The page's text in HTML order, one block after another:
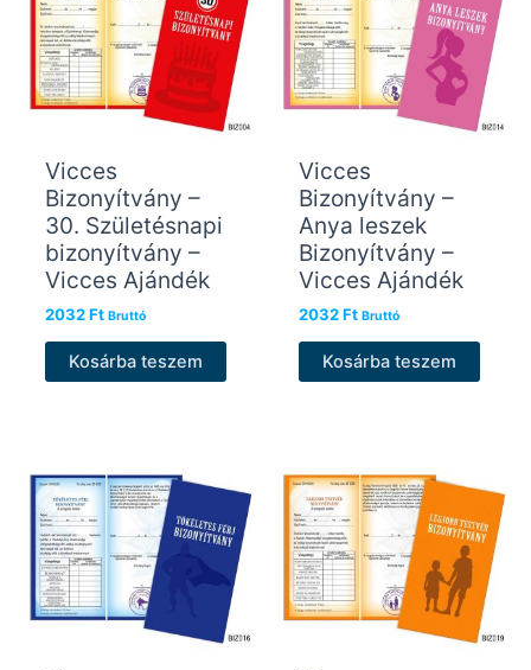
Vicces
Bizonyítvány –
30. Születésnapi
bizonyítvány –
Vicces Ajándék
2032Ft Bruttó
Kosárba teszem
Vicces
Bizonyítvány –
Anya leszek
Bizonyítvány –
Vicces Ajándék
2032Ft Bruttó
Kosárba teszem